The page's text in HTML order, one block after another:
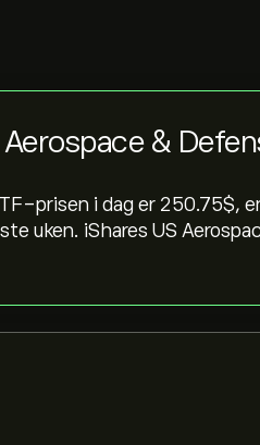
&
prisen i dag er 250.75‎$‎,
uken. iShares US